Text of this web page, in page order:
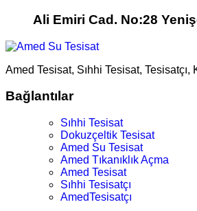
Ali Emiri Cad. No:28
Amed Tesisat, Sıhhi Tesisat, Tesisatçı,
Bağlantılar
Sıhhi Tesisat
Dokuzçeltik Tesisat
Amed Su Tesisat
Amed Tıkanıklık Açma
Amed Tesisat
Sıhhi Tesisatçı
AmedTesisatçı